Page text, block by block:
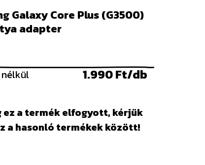
Galaxy Core Plus (G3500)
adapter
nélkül 1.990 Ft/db
ez a termék elfogyott, kérjük
a hasonló termékek között!